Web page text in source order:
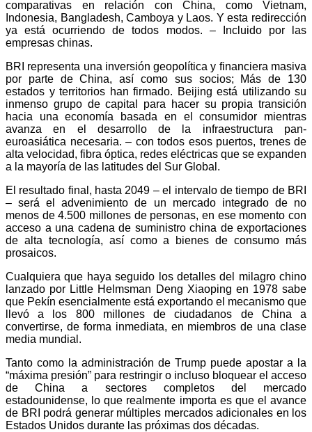
comparativas en relación con China, como Vietnam,
Indonesia, Bangladesh, Camboya y Laos. Y esta redirección
ya está ocurriendo de todos modos. – Incluido por las
empresas chinas.
BRI representa una inversión geopolítica y financiera masiva
por parte de China, así como sus socios; Más de 130
estados y territorios han firmado. Beijing está utilizando su
inmenso grupo de capital para hacer su propia transición
hacia una economía basada en el consumidor mientras
avanza en el desarrollo de la infraestructura pan-
euroasiática necesaria. – con todos esos puertos, trenes de
alta velocidad, fibra óptica, redes eléctricas que se expanden
a la mayoría de las latitudes del Sur Global.
El resultado final, hasta 2049 – el intervalo de tiempo de BRI
– será el advenimiento de un mercado integrado de no
menos de 4.500 millones de personas, en ese momento con
acceso a una cadena de suministro china de exportaciones
de alta tecnología, así como a bienes de consumo más
prosaicos.
Cualquiera que haya seguido los detalles del milagro chino
lanzado por Little Helmsman Deng Xiaoping en 1978 sabe
que Pekín esencialmente está exportando el mecanismo que
llevó a los 800 millones de ciudadanos de China a
convertirse, de forma inmediata, en miembros de una clase
media mundial.
Tanto como la administración de Trump puede apostar a la
“máxima presión” para restringir o incluso bloquear el acceso
de China a sectores completos del mercado
estadounidense, lo que realmente importa es que el avance
de BRI podrá generar múltiples mercados adicionales en los
Estados Unidos durante las próximas dos décadas.